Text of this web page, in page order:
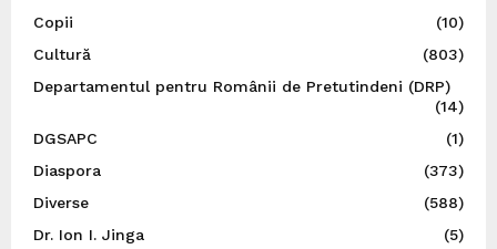
Copii
(10)
Cultură
(803)
Departamentul pentru Românii de Pretutindeni (DRP)
(14)
DGSAPC
(1)
Diaspora
(373)
Diverse
(588)
Dr. Ion I. Jinga
(5)